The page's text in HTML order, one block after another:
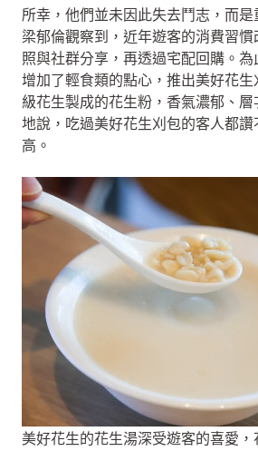
所幸，他們並未因此失去鬥志，而是
梁郁倫觀察到，近年遊客的消費習
照與社群分享，再透過宅配回購。
增加了輕食類的點心，推出美好花生
級花生製成的花生粉，香氣濃郁、
地說，吃過美好花生刈包的客人都讚
高。
美好花生的花生湯深受遊客的喜愛